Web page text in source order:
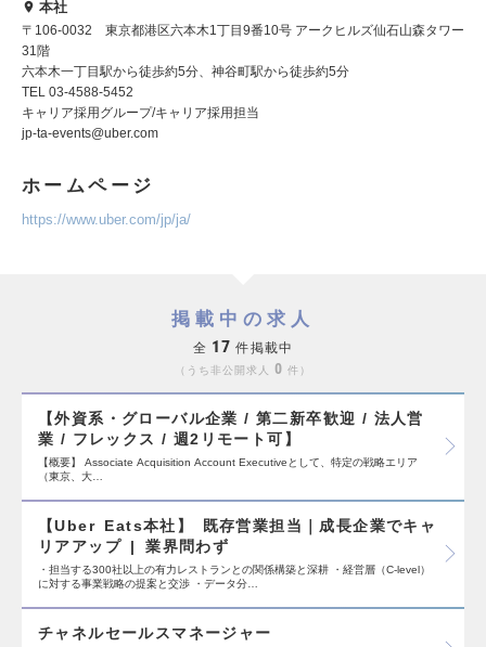
本社
〒106-0032 東京都港区六本木1丁目9番10号 アークヒルズ仙石山森タワー
31階
六本木一丁目駅から徒歩約5分、神谷町駅から徒歩約5分
TEL 03-4588-5452
キャリア採用グループ/キャリア採用担当
jp-ta-events@uber.com
ホームページ
https://www.uber.com/jp/ja/
掲載中の求人
全 17 件掲載中
うち非公開求人 0 件
【外資系・グローバル企業 / 第二新卒歓迎 / 法人営
業 / フレックス / 週2リモート可】
【概要】 Associate Acquisition Account Executiveとして、特定の戦略エリア
（東京、大…
【Uber Eats本社】 既存営業担当｜成長企業でキャ
リアアップ | 業界問わず
・担当する300社以上の有力レストランとの関係構築と深耕 ・経営層（C-level）
に対する事業戦略の提案と交渉 ・データ分…
チャネルセールスマネージャー